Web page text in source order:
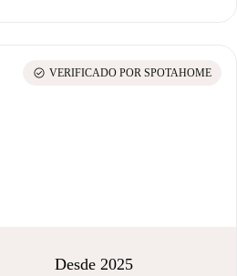
check_circle VERIFICADO POR SPOTAHOME
Desde 2025